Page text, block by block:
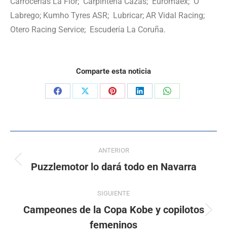
Labrego; Kumho Tyres ASR; Lubricar; AR Vidal Racing;
Otero Racing Service; Escudería La Coruña.
Comparte esta noticia
ANTERIOR
Puzzlemotor lo dará todo en Navarra
SIGUIENTE
Campeones de la Copa Kobe y copilotos
femeninos